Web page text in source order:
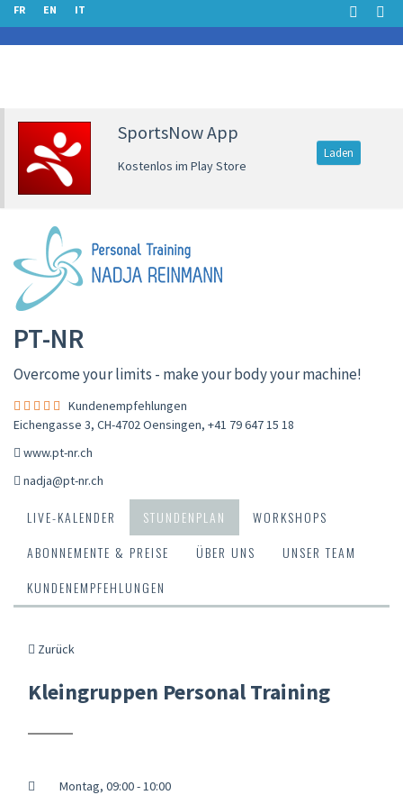
FR EN IT
SportsNow App
Kostenlos im Play Store
Laden
PT-NR
Overcome your limits - make your body your machine!
Kundenempfehlungen
Eichengasse 3, CH-4702 Oensingen, +41 79 647 15 18
www.pt-nr.ch
nadja@pt-nr.ch
LIVE-KALENDER STUNDENPLAN
WORKSHOPS
ABONNEMENTE & PREISE
ÜBER UNS
UNSER TEAM
KUNDENEMPFEHLUNGEN
Zurück
Kleingruppen Personal Training
Montag, 09:00 - 10:00